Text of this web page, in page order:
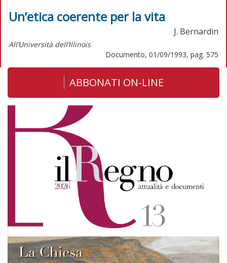
Un’etica coerente per la vita
J. Bernardin
All’Università dell’Illinois
Documento, 01/09/1993, pag. 575
ABBONATI ON-LINE